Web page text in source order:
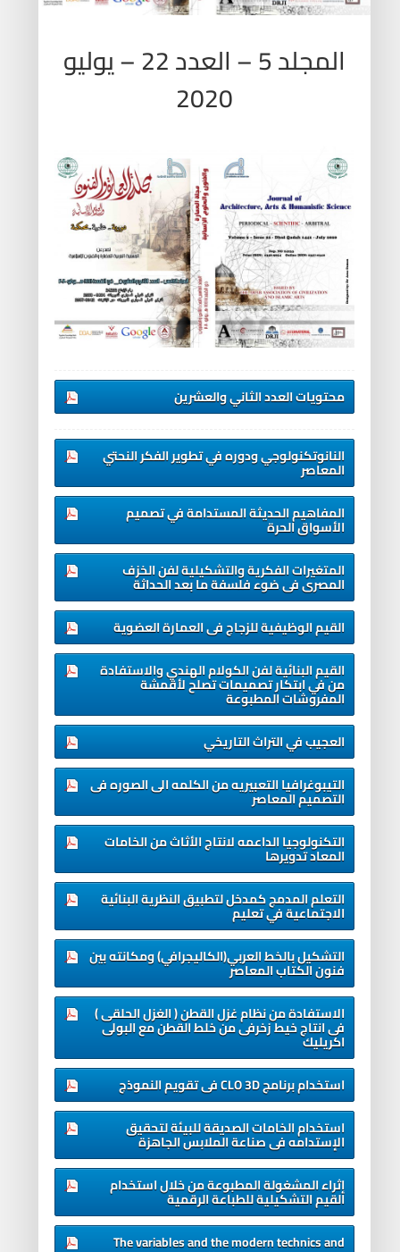
المجلد 5 – العدد 22 – يوليو
2020
محتويات العدد الثاني والعشرين
النانوتكنولوجي ودوره في تطوير الفكر النحتي
المعاصر
المفاهيم الحديثة المستدامة في تصميم
الأسواق الحرة
المتغيرات الفكرية والتشكيلية لفن الخزف
المصرى فى ضوء فلسفة ما بعد الحداثة
القيم الوظيفية للزجاج فى العمارة العضوية
القيم البنائية لفن الكولام الهندي والاستفادة
من في ابتكار تصميمات تصلح لأقمشة
المفروشات المطبوعة
العجيب في التراث التاريخي
التيبوغرافيا التعبيريه من الكلمه الى الصوره فى
التصميم المعاصر
التكنولوجيا الداعمه لانتاج الأثاث من الخامات
المعاد تدويرها
التعلم المدمج كمدخل لتطبيق النظرية البنائية
الاجتماعية في تعليم
التشكيل بالخط العربي(الكاليجرافي) ومكانته بين
فنون الكتاب المعاصر
الاستفادة من نظام غزل القطن ( الغزل الحلقى )
فى انتاج خيط زخرفى من خلط القطن مع البولى
اكريليك
استخدام برنامج CLO 3D فى تقويم النموذج
استخدام الخامات الصديقة للبيئة لتحقيق
الإستدامه فى صناعة الملابس الجاهزة
إثراء المشغولة المطبوعة من خلال استخدام
القيم التشكيلية للطباعة الرقمية
The variables and the modern technics and